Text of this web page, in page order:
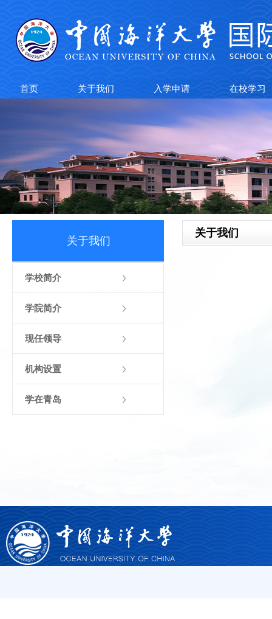
首页 关于我们 入学申请 在校学习
关于我们
学校简介
学院简介
现任领导
机构设置
学在青岛
关于我们